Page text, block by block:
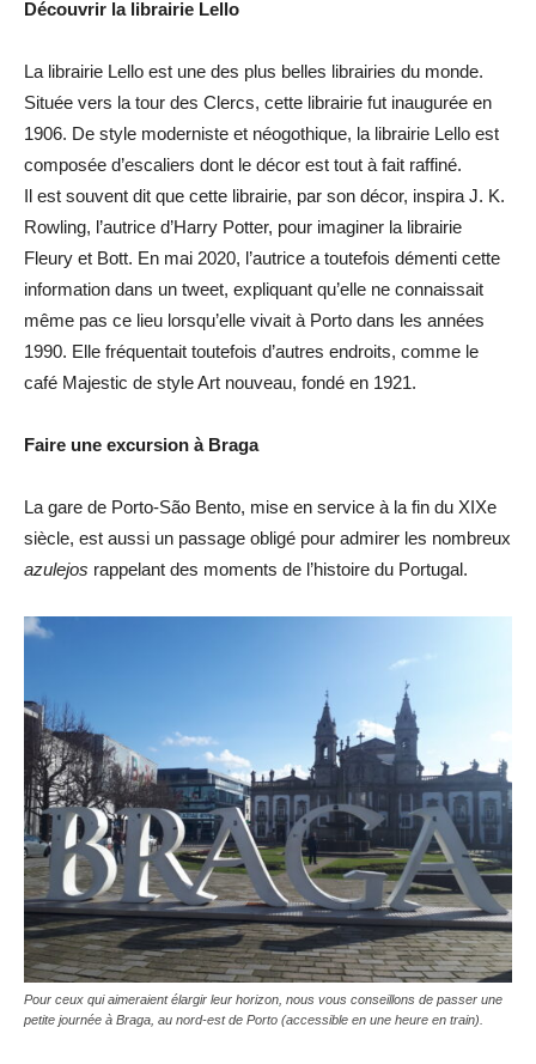
Découvrir la librairie Lello
La librairie Lello est une des plus belles librairies du monde.
Située vers la tour des Clercs, cette librairie fut inaugurée en
1906. De style moderniste et néogothique, la librairie Lello est
composée d’escaliers dont le décor est tout à fait raffiné.
Il est souvent dit que cette librairie, par son décor, inspira J. K.
Rowling, l’autrice d’Harry Potter, pour imaginer la librairie
Fleury et Bott. En mai 2020, l’autrice a toutefois démenti cette
information dans un tweet, expliquant qu’elle ne connaissait
même pas ce lieu lorsqu’elle vivait à Porto dans les années
1990. Elle fréquentait toutefois d’autres endroits, comme le
café Majestic de style Art nouveau, fondé en 1921.
Faire une excursion à Braga
La gare de Porto-São Bento, mise en service à la fin du XIXe
siècle, est aussi un passage obligé pour admirer les nombreux
azulejos rappelant des moments de l’histoire du Portugal.
Pour ceux qui aimeraient élargir leur horizon, nous vous conseillons de passer une
petite journée à Braga, au nord-est de Porto (accessible en une heure en train).